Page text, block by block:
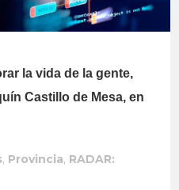
la vida de la gente,
Castillo de Mesa, en
, Provincia, RADAR: